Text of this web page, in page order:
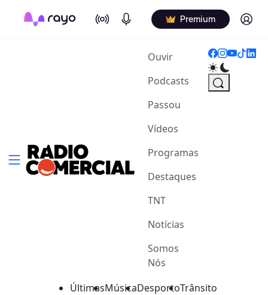
On Air Podcasts Premium Log in
Ouvir(current)
Podcasts
Passou
Vídeos
Programas
Destaques
TNT
Notícias
Somos
Nós
ÚltimasMúsicaDesportoTrânsito